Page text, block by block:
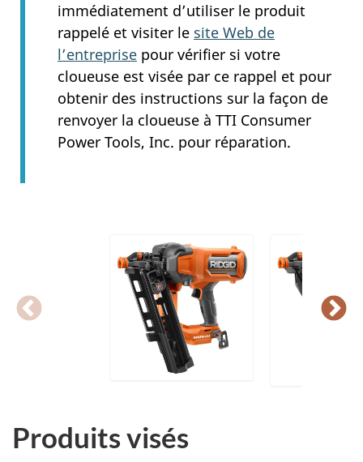
immédiatement d’utiliser le produit
rappelé et visiter le site Web de
l’entreprise pour vérifier si votre
cloueuse est visée par ce rappel et pour
obtenir des instructions sur la façon de
renvoyer la cloueuse à TTI Consumer
Power Tools, Inc. pour réparation.
Produits visés